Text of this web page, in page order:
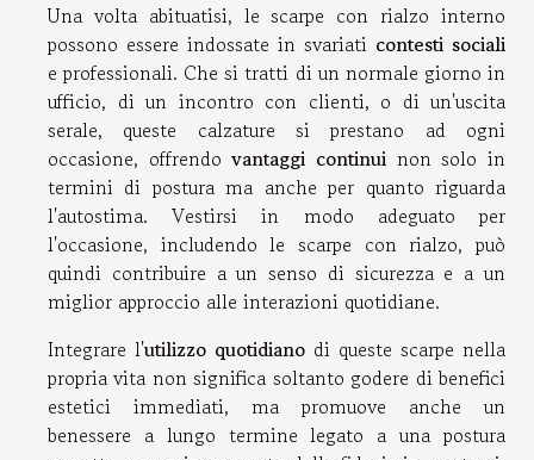
Una volta abituatisi, le scarpe con rialzo interno
possono essere indossate in svariati contesti sociali
e professionali. Che si tratti di un normale giorno in
ufficio, di un incontro con clienti, o di un'uscita
serale, queste calzature si prestano ad ogni
occasione, offrendovantaggi continui non solo in
termini di postura ma anche per quanto riguarda
l'autostima. Vestirsi in modo adeguato per
l'occasione, includendo le scarpe con rialzo, può
quindi contribuire a un senso di sicurezza e a un
miglior approccio alle interazioni quotidiane.
Integrare l'utilizzo quotidiano di queste scarpe nella
propria vita non significa soltanto godere di benefici
estetici immediati, ma promuove anche un
benessere a lungo termine legato a una postura